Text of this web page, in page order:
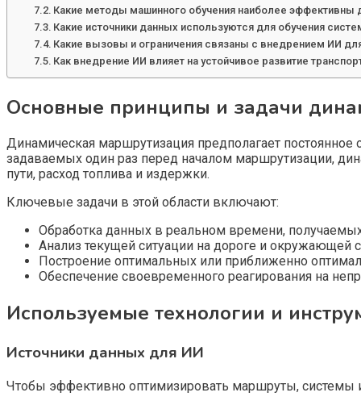
Какие методы машинного обучения наиболее эффективны
Какие источники данных используются для обучения
Какие вызовы и ограничения связаны с внедрением ИИ
Как внедрение ИИ влияет на устойчивое развитие
Основные принципы и задачи
Динамическая маршрутизация предполагает
задаваемых один раз перед началом маршрутизации,
пути, расход топлива и издержки.
Ключевые задачи в этой области включают:
Обработка данных в реальном времени,
Анализ текущей ситуации на дороге и окружающей
Построение оптимальных или приближенно
Обеспечение своевременного реагирования на
Используемые технологии и
Источники данных для ИИ
Чтобы эффективно оптимизировать маршруты, системы